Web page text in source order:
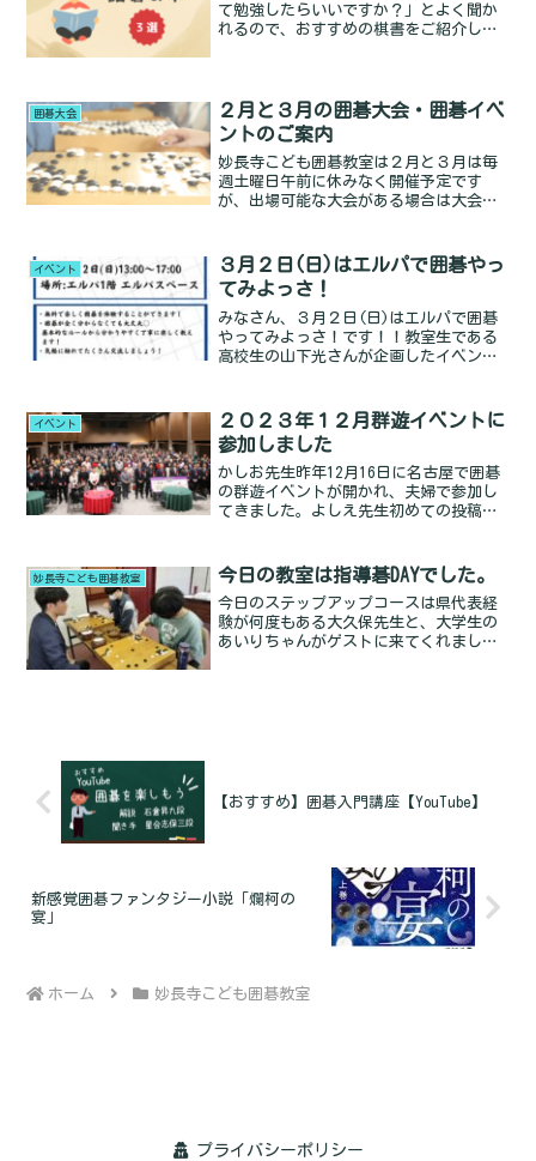
て勉強したらいいですか？」とよく聞か
れるので、おすすめの棋書をご紹介した
い本を選んで繰り返し解くRead more...
囲碁大会
２月と３月の囲碁大会・囲碁イベ
ントのご案内
妙長寺こども囲碁教室は２月と３月は毎
週土曜日午前に休みなく開催予定です
が、出場可能な大会がある場合は大会の
す。２月１７日(土) 県アマ女性囲碁大
会場所 西別院９時半受付、Read
more...
イベント
３月２日(日)はエルパで囲碁やっ
てみよっさ！
みなさん、３月２日(日)はエルパで囲碁
やってみよっさ！です！！教室生である
高校生の山下光さんが企画したイベント
てくれるだけでも大歓迎。碁盤と碁石が
ありますから、お子さRead more...
イベント
２０２３年１２月群遊イベントに
参加しました
かしお先生昨年12月16日に名古屋で囲碁
の群遊イベントが開かれ、夫婦で参加し
てきました。よしえ先生初めての投稿な
ップ棋士が五人チームに分かれて団体戦
を組んで競うイベントRead more...
妙長寺こども囲碁教室 今日の教室は指導碁DAYでした。
今日のステップアップコースは県代表経
験が何度もある大久保先生と、大学生の
あいりちゃんがゲストに来てくれまし
【おすすめ】囲碁入門講座【YouTube】
新感覚囲碁ファンタジー小説「爛柯の
宴」
ホーム 妙長寺こども囲碁教室
プライバシーポリシー